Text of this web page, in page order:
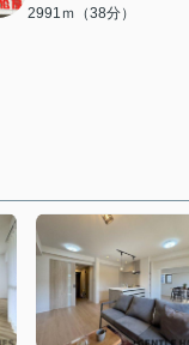
2991ｍ（38分）